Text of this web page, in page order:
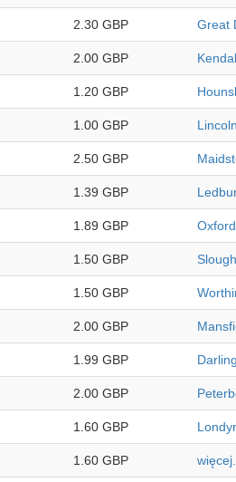
2.30 GBP Great
2.00 GBP Kendal
1.20 GBP
1.00 GBP Lincoln
2.50 GBP
1.39 GBP
1.89 GBP Oxford
1.50 GBP Slough
1.50 GBP
2.00 GBP
1.99 GBP
2.00 GBP
1.60 GBP
1.60 GBP więcej...